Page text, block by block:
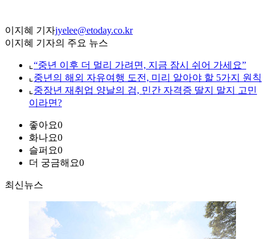
이지혜 기자jyelee@etoday.co.kr
이지혜 기자의 주요 뉴스
⌞ “중년 이후 더 멀리 가려면, 지금 잠시 쉬어 가세요”
⌞ 중년의 해외 자유여행 도전, 미리 알아야 할 5가지 원칙
⌞ 중장년 재취업 양날의 검, 민간 자격증 딸지 말지 고민
이라면?
좋아요0
화나요0
슬퍼요0
더 궁금해요0
최신뉴스